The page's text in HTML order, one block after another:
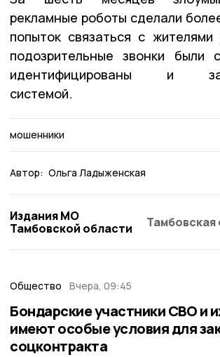
рекламные роботы сделали
попыток связаться с жителями
подозрительные звонки были
идентифицированы и
системой.
мошенники
Автор: Ольга Ладыженская
Издания МО
Тамбовской области
Тамбовская
Общество Вчера, 09:45
Бондарские участники СВО и
имеют особые условия для
соцконтракта